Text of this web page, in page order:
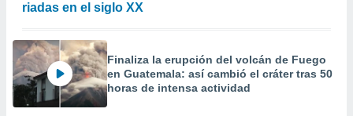
riadas en el siglo XX
Finaliza la erupción del volcán de Fuego
en Guatemala: así cambió el cráter tras 50
horas de intensa actividad